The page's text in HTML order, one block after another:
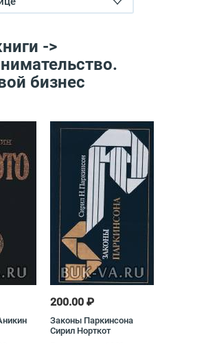
->
бизнес
200.00 ₽
Законы Паркинсона
Сирил Норткот